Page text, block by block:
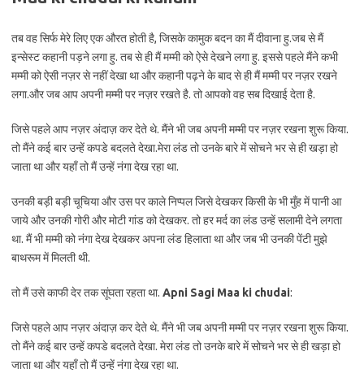
तब वह सिर्फ मेरे लिए एक औरत होती है, जिसके कामुक बदन का मैं दीवाना हु.जब से मैं
इन्सेस्ट कहानी पड़ने लगा हु. तब से ही मैं मम्मी को ऐसे देखने लगा हु. इससे पहले मैंने कभी
मम्मी को ऐसी नज़र से नहीं देखा था और कहानी पढ़ने के बाद से ही मैं मम्मी पर नज़र रखने
लगा.और जब आप अपनी मम्मी पर नज़र रखते है. तो आपको वह सब दिखाई देता है.
जिसे पहले आप नज़र अंदाज़ कर देते थे. मैंने भी जब अपनी मम्मी पर नज़र रखना शुरू किया.
तो मैंने कई बार उन्हें कपडे बदलते देखा.मेरा लंड तो उनके बारे में सोचने भर से ही खड़ा हो
जाता था और यहाँ तो मैं उन्हें नंगा देख रहा था.
उनकी बड़ी बड़ी चूचिया और उस पर काले निप्पल जिसे देखकर किसी के भी मुँह में पानी आ
जाये और उनकी गोरी और मोटी गांड को देखकर. तो हर मर्द का लंड उन्हें सलामी देने लगता
था. मैं भी मम्मी को नंगा देख देखकर अपना लंड हिलाता था और जब भी उनकी पेंटी मुझे
बाथरूम में मिलती थी.
तो मैं उसे काफी देर तक सूंघता रहता था. Apni Sagi Maa ki chudai:
जिसे पहले आप नज़र अंदाज़ कर देते थे. मैंने भी जब अपनी मम्मी पर नज़र रखना शुरू किया.
तो मैंने कई बार उन्हें कपडे बदलते देखा. मेरा लंड तो उनके बारे में सोचने भर से ही खड़ा हो
जाता था और यहाँ तो मैं उन्हें नंगा देख रहा था.